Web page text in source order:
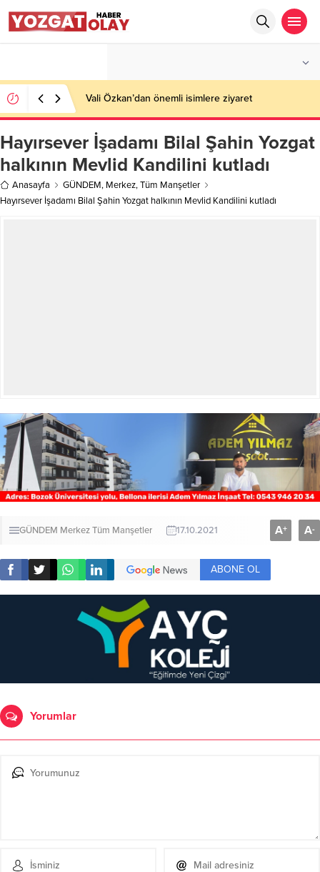
Vali Özkan’dan önemli isimlere ziyaret
Hayırsever İşadamı Bilal Şahin Yozgat
halkının Mevlid Kandilini kutladı
Anasayfa GÜNDEM, Merkez,Tüm Manşetler
Hayırsever İşadamı Bilal Şahin Yozgat halkının Mevlid Kandilini kutladı
GÜNDEM MerkezTüm Manşetler 17.10.2021 A+ A-
ABONE OL
Yorumlar